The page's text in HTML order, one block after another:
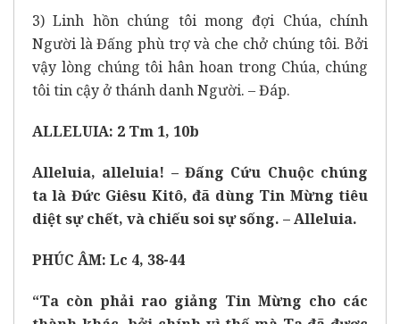
3) Linh hồn chúng tôi mong đợi Chúa, chính
Người là Đấng phù trợ và che chở chúng tôi. Bởi
vậy lòng chúng tôi hân hoan trong Chúa, chúng
tôi tin cậy ở thánh danh Người. – Đáp.
ALLELUIA: 2 Tm 1, 10b
Alleluia, alleluia! – Đấng Cứu Chuộc chúng
ta là Đức Giêsu Kitô, đã dùng Tin Mừng tiêu
diệt sự chết, và chiếu soi sự sống. – Alleluia.
PHÚC ÂM: Lc 4, 38-44
“Ta còn phải rao giảng Tin Mừng cho các